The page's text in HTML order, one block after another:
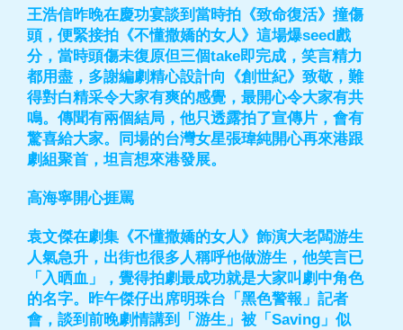
王浩信昨晚在慶功宴談到當時拍《致命復活》撞傷
頭，便緊接拍《不懂撒嬌的女人》這場爆seed戲
分，當時頭傷未復原但三個take即完成，笑言精力
都用盡，多謝編劇精心設計向《創世紀》致敬，難
得對白精采令大家有爽的感覺，最開心令大家有共
鳴。傳聞有兩個結局，他只透露拍了宣傳片，會有
驚喜給大家。同場的台灣女星張瑋純開心再來港跟
劇組聚首，坦言想來港發展。
高海寧開心捱罵
袁文傑在劇集《不懂撒嬌的女人》飾演大老闆游生
人氣急升，出街也很多人稱呼他做游生，他笑言已
「入晒血」，覺得拍劇最成功就是大家叫劇中角色
的名字。昨午傑仔出席明珠台「黑色警報」記者
會，談到前晚劇情講到「游生」被「Saving」似